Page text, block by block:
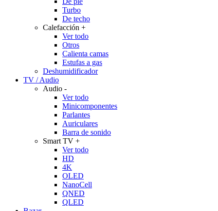
Turbo
De techo
Calefacción +
Ver todo
Otros
Calienta camas
Estufas a gas
Deshumidificador
TV / Audio
Audio -
Ver todo
Minicomponentes
Parlantes
Auriculares
Barra de sonido
Smart TV +
Ver todo
HD
4K
OLED
NanoCell
QNED
QLED